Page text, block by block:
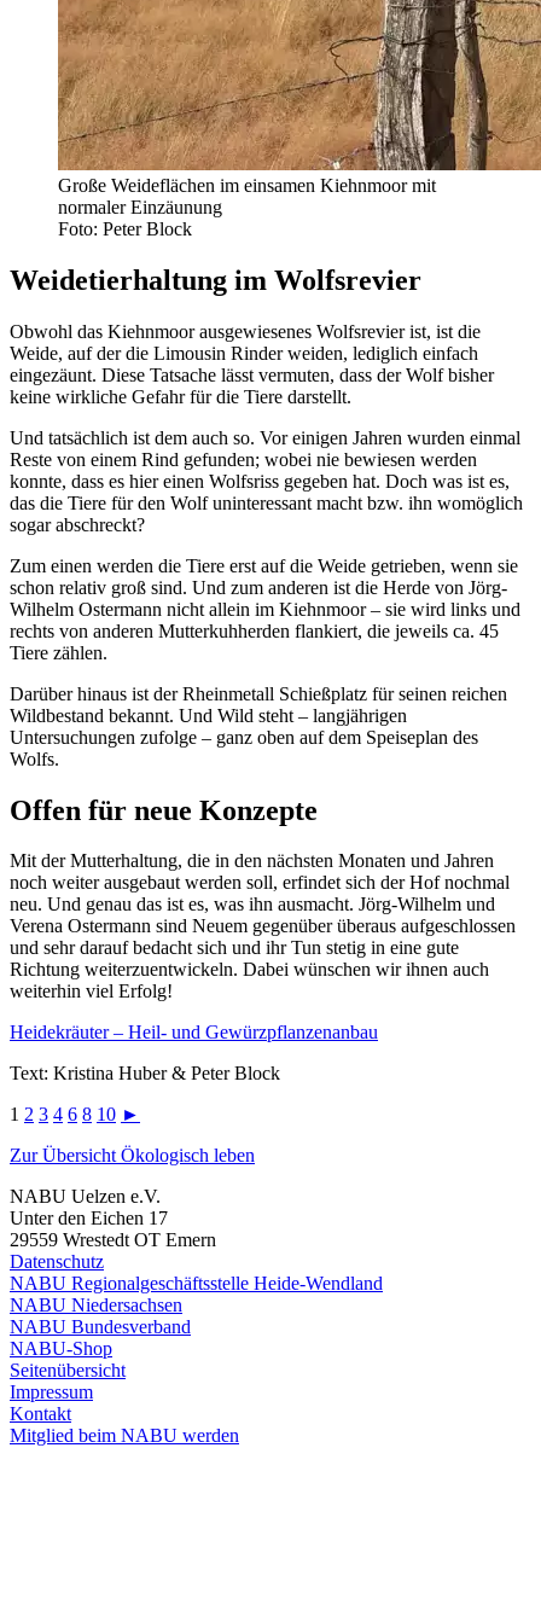
Große Weideflächen im einsamen Kiehnmoor mit
normaler Einzäunung
Foto: Peter Block
Weidetierhaltung im Wolfsrevier
Obwohl das Kiehnmoor ausgewiesenes Wolfsrevier ist, ist die
Weide, auf der die Limousin Rinder weiden, lediglich einfach
eingezäunt. Diese Tatsache lässt vermuten, dass der Wolf bisher
keine wirkliche Gefahr für die Tiere darstellt.
Und tatsächlich ist dem auch so. Vor einigen Jahren wurden einmal
Reste von einem Rind gefunden; wobei nie bewiesen werden
konnte, dass es hier einen Wolfsriss gegeben hat. Doch was ist es,
das die Tiere für den Wolf uninteressant macht bzw. ihn womöglich
sogar abschreckt?
Zum einen werden die Tiere erst auf die Weide getrieben, wenn sie
schon relativ groß sind. Und zum anderen ist die Herde von Jörg-
Wilhelm Ostermann nicht allein im Kiehnmoor – sie wird links und
rechts von anderen Mutterkuhherden flankiert, die jeweils ca. 45
Tiere zählen.
Darüber hinaus ist der Rheinmetall Schießplatz für seinen reichen
Wildbestand bekannt. Und Wild steht – langjährigen
Untersuchungen zufolge – ganz oben auf dem Speiseplan des
Wolfs.
Offen für neue Konzepte
Mit der Mutterhaltung, die in den nächsten Monaten und Jahren
noch weiter ausgebaut werden soll, erfindet sich der Hof nochmal
neu. Und genau das ist es, was ihn ausmacht. Jörg-Wilhelm und
Verena Ostermann sind Neuem gegenüber überaus aufgeschlossen
und sehr darauf bedacht sich und ihr Tun stetig in eine gute
Richtung weiterzuentwickeln. Dabei wünschen wir ihnen auch
weiterhin viel Erfolg!
Heidekräuter – Heil- und Gewürzpflanzenanbau
Text: Kristina Huber & Peter Block
1 2 3 4 6 8 10 ►
Zur Übersicht Ökologisch leben
NABU Uelzen e.V.
Unter den Eichen 17
29559 Wrestedt OT Emern
Datenschutz
NABU Regionalgeschäftsstelle Heide-Wendland
NABU Niedersachsen
NABU Bundesverband
NABU-Shop
Seitenübersicht
Impressum
Kontakt
Mitglied beim NABU werden